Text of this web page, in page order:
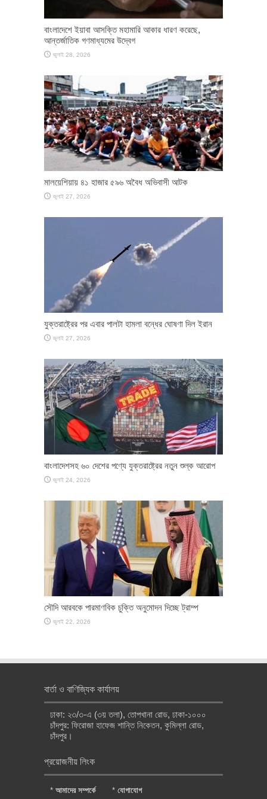
বাংলাদেশে ইয়াবা আসক্তি মহামারি আকার ধারণ করেছে,
আন্তর্জাতিক গণমাধ্যমের উদ্বেগ
জুলাই 28, 2026
মালয়েশিয়ায় ৪১ হাজার ৫৯৬ অবৈধ অভিবাসী আটক
জুলাই 27, 2026
যুক্তরাষ্ট্রের পর এবার পালটা হামলা বন্ধের ঘোষণা দিল ইরান
জুলাই 27, 2026
বাংলাদেশসহ ৬০ দেশের পণ্যে যুক্তরাষ্ট্রের নতুন শুল্ক আরোপ
জুলাই 24, 2026
সৌদি আরবকে পারমাণবিক চুক্তি অনুমোদন দিচ্ছে ট্রাম্প
জুলাই 22, 2026
বার্তা ও বাণিজ্যিক কার্যালয়
ঢাকা: ২৩/৩-এ (৩য় তলা), তোপখানা রোড, ঢাকা-১০০০
চাঁদপুর: ফিরোজা হাফেজ শান্তি নিকেতন, কুমিল্লা রোড,
চাঁদপুর।
প্রয়োজনীয় লিংক
* আমাদের সম্পর্কে * যোগাযোগ